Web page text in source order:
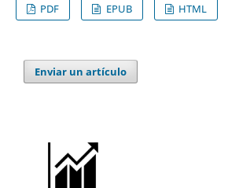
PDF
EPUB HTML
Enviar un artículo